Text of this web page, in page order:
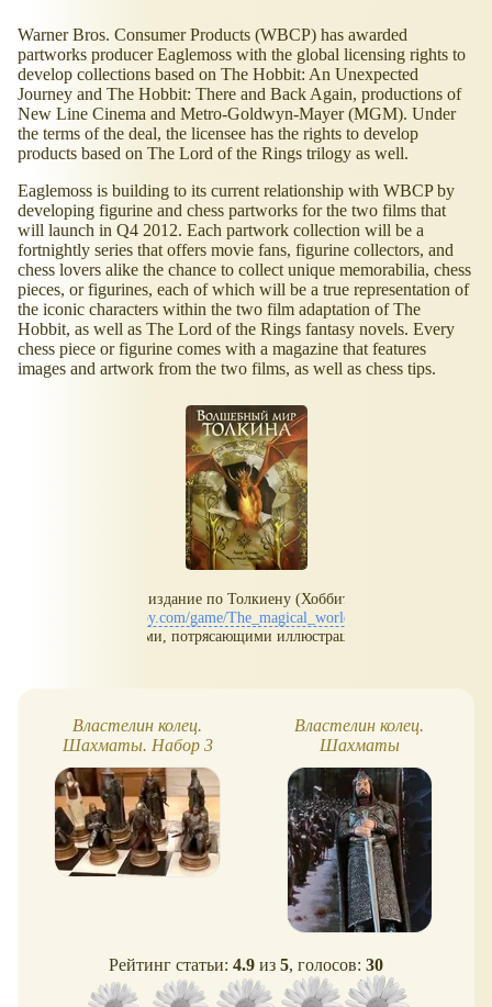
Warner Bros. Consumer Products (WBCP) has awarded
partworks producer Eaglemoss with the global licensing rights to
develop collections based on The Hobbit: An Unexpected
Journey and The Hobbit: There and Back Again, productions of
New Line Cinema and Metro-Goldwyn-Mayer (MGM). Under
the terms of the deal, the licensee has the rights to develop
products based on The Lord of the Rings trilogy as well.
Eaglemoss is building to its current relationship with WBCP by
developing figurine and chess partworks for the two films that
will launch in Q4 2012. Each partwork collection will be a
fortnightly series that offers movie fans, figurine collectors, and
chess lovers alike the chance to collect unique memorabilia, chess
pieces, or figurines, each of which will be a true representation of
the iconic characters within the two film adaptation of The
Hobbit, as well as The Lord of the Rings fantasy novels. Every
chess piece or figurine comes with a magazine that features
images and artwork from the two films, as well as chess tips.
Уникальное издание по Толкиену (Хоббит)
www.toybytoy.com/game/The_magical_world_of_Tolkien
С секретиками, потрясающими иллюстрациями, и т.п.
Властелин колец.
Шахматы. Набор 3
Властелин колец.
Шахматы
Рейтинг статьи: 4.9 из 5, голосов: 30